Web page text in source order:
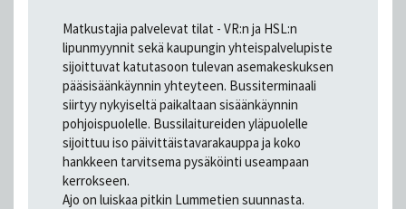
Matkustajia palvelevat tilat - VR:n ja HSL:n
lipunmyynnit sekä kaupungin yhteispalvelupiste
sijoittuvat katutasoon tulevan asemakeskuksen
pääsisäänkäynnin yhteyteen. Bussiterminaali
siirtyy nykyiseltä paikaltaan sisäänkäynnin
pohjoispuolelle. Bussilaitureiden yläpuolelle
sijoittuu iso päivittäistavarakauppa ja koko
hankkeen tarvitsema pysäköinti useampaan
kerrokseen.
Ajo on luiskaa pitkin Lummetien suunnasta.